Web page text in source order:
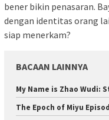
bener bikin penasaran.
dengan identitas orang
siap menerkam?
BACAAN LAINNYA
My Name is Zhao Wudi:
The Epoch of Miyu